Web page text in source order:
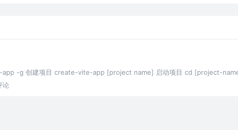
-g 创建项目 create-vite-app [project name] 启动项目 cd [project-
论